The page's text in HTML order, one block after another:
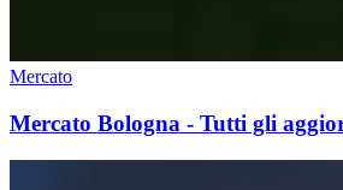
Mercato
Mercato Bologna - Tutti gli